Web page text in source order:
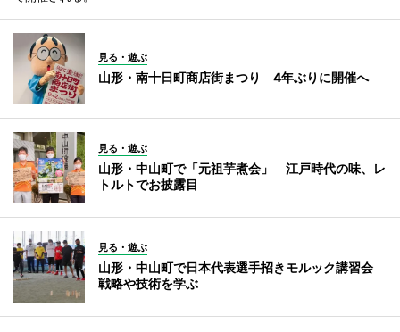
見る・遊ぶ
山形・南十日町商店街まつり 4年ぶりに開催へ
見る・遊ぶ
山形・中山町で「元祖芋煮会」 江戸時代の味、レ
トルトでお披露目
見る・遊ぶ
山形・中山町で日本代表選手招きモルック講習会
戦略や技術を学ぶ